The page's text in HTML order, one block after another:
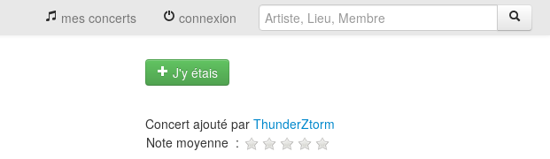
mes concerts connexion
J'y étais
Concert ajouté par ThunderZtorm
Note moyenne :